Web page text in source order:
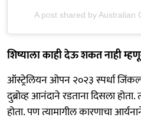
A post shared by Australian
शिष्याला काही देऊ शकत नाही
ऑस्ट्रेलियन ओपन २०२३ स्पर्धा
दुब्रोव्ह आनंदाने रडताना दिसला होता.
होता. पण त्यामागील कारणाचा